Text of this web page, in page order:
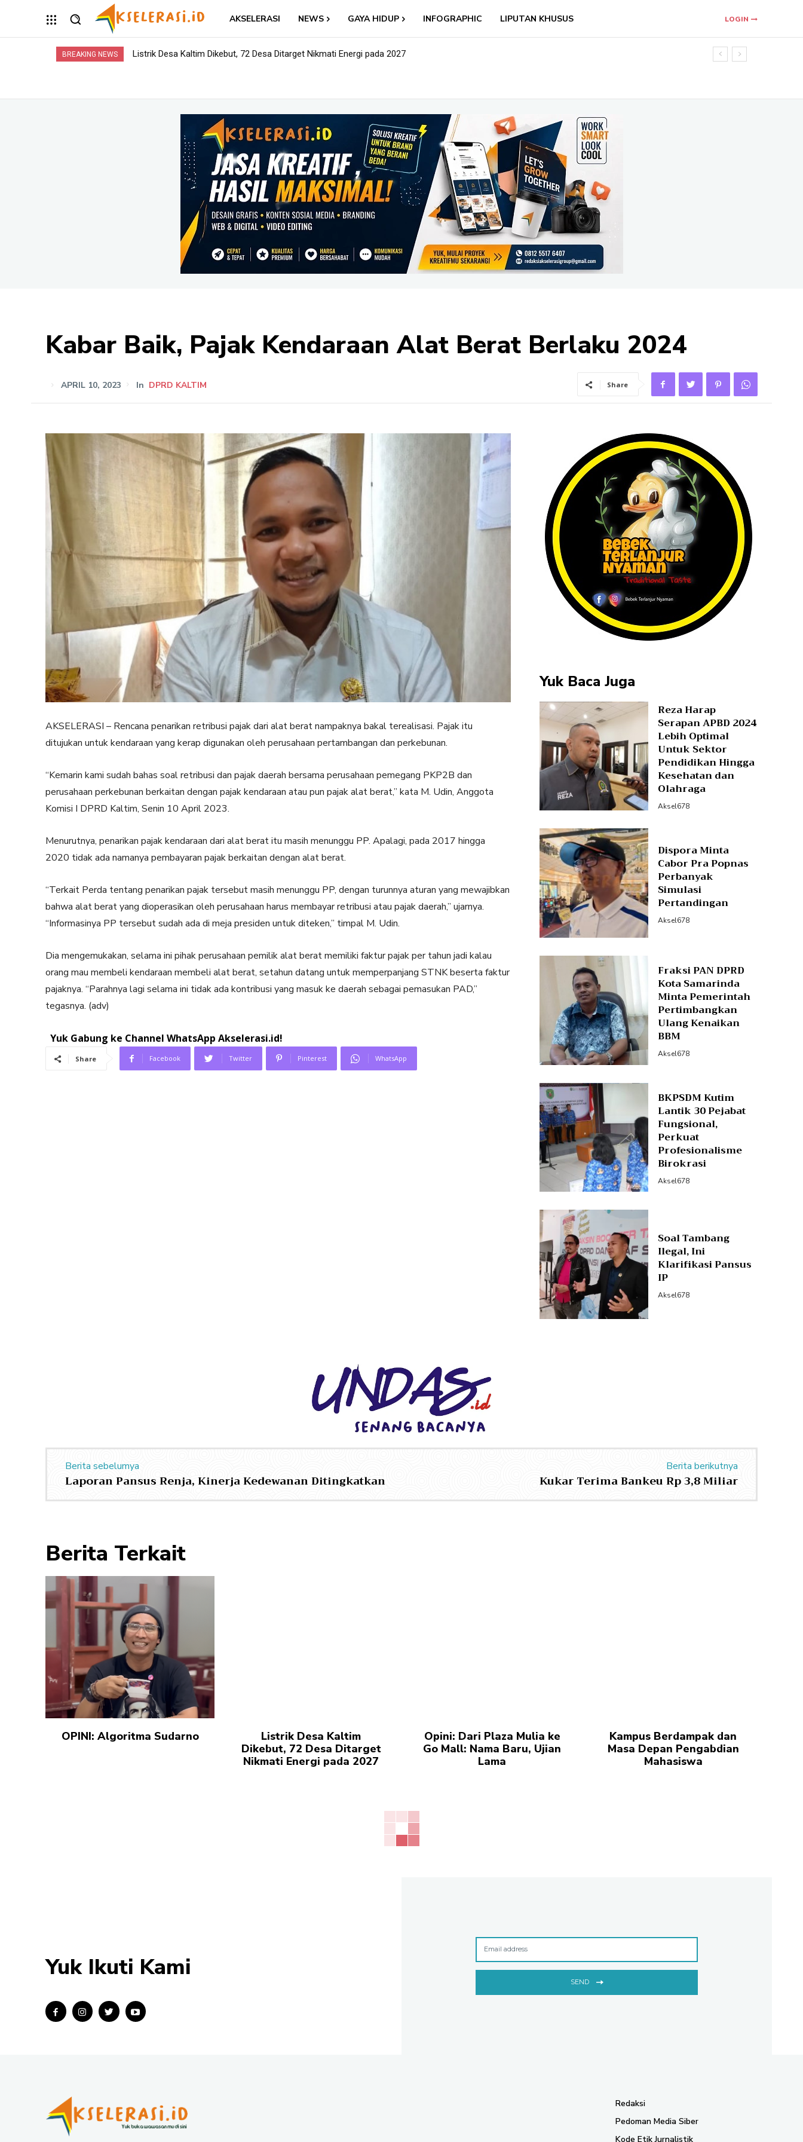
AKSELERASI NEWS GAYA HIDUP INFOGRAPHIC LIPUTAN KHUSUS LOGIN
BREAKING NEWS Listrik Desa Kaltim Dikebut, 72 Desa Ditarget Nikmati Energi pada 2027
Opini: Dari Plaza Mulia ke Go Mall: Nama Baru, Ujian Lama
Kabar Baik, Pajak Kendaraan Alat Berat Berlaku 2024
APRIL 10, 2023 In DPRD KALTIM Share
AKSELERASI – Rencana penarikan retribusi pajak dari alat berat nampaknya bakal terealisasi. Pajak itu
ditujukan untuk kendaraan yang kerap digunakan oleh perusahaan pertambangan dan perkebunan.
“Kemarin kami sudah bahas soal retribusi dan pajak daerah bersama perusahaan pemegang PKP2B dan
perusahaan perkebunan berkaitan dengan pajak kendaraan atau pun pajak alat berat,” kata M. Udin, Anggota
Komisi I DPRD Kaltim, Senin 10 April 2023.
Menurutnya, penarikan pajak kendaraan dari alat berat itu masih menunggu PP. Apalagi, pada 2017 hingga
2020 tidak ada namanya pembayaran pajak berkaitan dengan alat berat.
“Terkait Perda tentang penarikan pajak tersebut masih menunggu PP, dengan turunnya aturan yang mewajibkan
bahwa alat berat yang dioperasikan oleh perusahaan harus membayar retribusi atau pajak daerah,” ujarnya.
“Informasinya PP tersebut sudah ada di meja presiden untuk diteken,” timpal M. Udin.
Dia mengemukakan, selama ini pihak perusahaan pemilik alat berat memiliki faktur pajak per tahun jadi kalau
orang mau membeli kendaraan membeli alat berat, setahun datang untuk memperpanjang STNK beserta faktur
pajaknya. “Parahnya lagi selama ini tidak ada kontribusi yang masuk ke daerah sebagai pemasukan PAD,”
tegasnya. (adv)
Yuk Gabung ke Channel WhatsApp Akselerasi.id!
Share Facebook Twitter Pinterest WhatsApp
Yuk Baca Juga
Reza Harap
Serapan APBD 2024
Lebih Optimal
Untuk Sektor
Pendidikan Hingga
Kesehatan dan
Olahraga
Aksel678
Dispora Minta
Cabor Pra Popnas
Perbanyak
Simulasi
Pertandingan
Aksel678
Fraksi PAN DPRD
Kota Samarinda
Minta Pemerintah
Pertimbangkan
Ulang Kenaikan
BBM
Aksel678
BKPSDM Kutim
Lantik 30 Pejabat
Fungsional,
Perkuat
Profesionalisme
Birokrasi
Aksel678
Soal Tambang
Ilegal, Ini
Klarifikasi Pansus
IP
Aksel678
Berita sebelumya
Laporan Pansus Renja, Kinerja Kedewanan Ditingkatkan
Berita berikutnya
Kukar Terima Bankeu Rp 3,8 Miliar
Berita Terkait
OPINI: Algoritma Sudarno
Listrik Desa Kaltim
Dikebut, 72 Desa Ditarget
Nikmati Energi pada 2027
Opini: Dari Plaza Mulia ke
Go Mall: Nama Baru, Ujian
Lama
Kampus Berdampak dan
Masa Depan Pengabdian
Mahasiswa
Yuk Ikuti Kami SEND
Redaksi
Pedoman Media Siber
Kode Etik Jurnalistik